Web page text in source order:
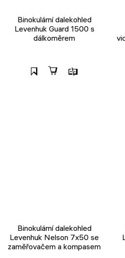
Binokulární dalekohled
Levenhuk Guard 1500 s
dálkoměrem
Binokulární dalekohled
Levenhuk Nelson 7x50 se
zaměřovačem a kompasem